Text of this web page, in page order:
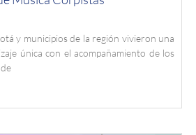
y municipios de la región vivieron una
única con el acompañamiento de los